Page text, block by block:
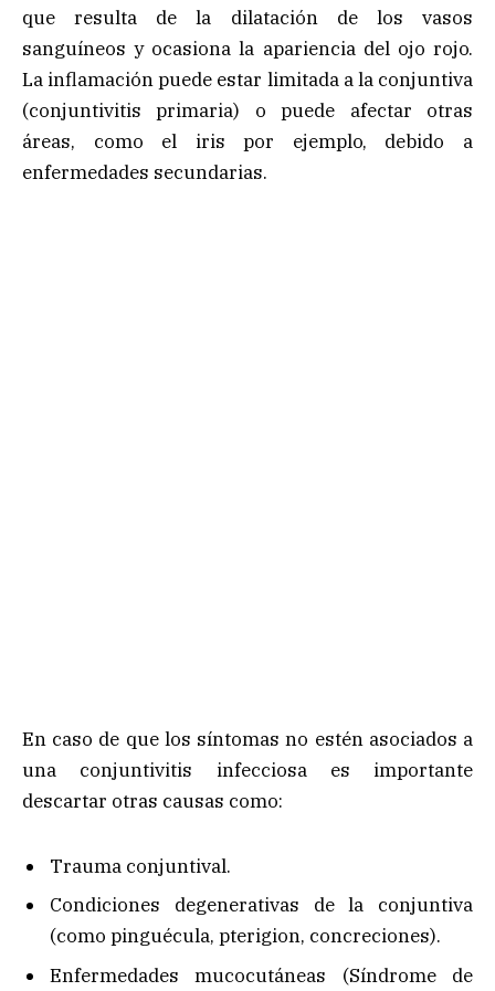
que resulta de la dilatación de los vasos
sanguíneos y ocasiona la apariencia del ojo rojo.
La inflamación puede estar limitada a la conjuntiva
(conjuntivitis primaria) o puede afectar otras
áreas, como el iris por ejemplo, debido a
enfermedades secundarias.
En caso de que los síntomas no estén asociados a
una conjuntivitis infecciosa es importante
descartar otras causas como:
Trauma conjuntival.
Condiciones degenerativas de la conjuntiva
(como pinguécula, pterigion, concreciones).
Enfermedades mucocutáneas (Síndrome de